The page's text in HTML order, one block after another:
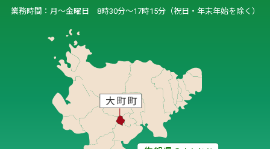
業務時間：月～金曜日 8時30分～17時15分（祝日・年末年始を除く）